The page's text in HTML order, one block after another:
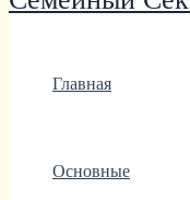
Главная
Основные